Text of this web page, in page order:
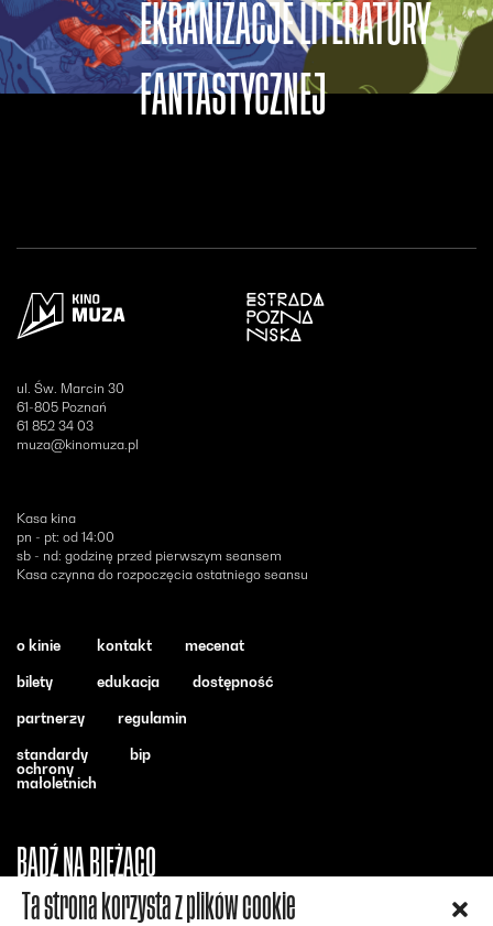
Ta strona korzysta z plików cookie
EKRANIZACJE LITERATURY
FANTASTYCZNEJ
Otwiera się w nowym oknie
ul. Św. Marcin 30
61-805 Poznań
61 852 34 03
muza@kinomuza.pl
Kasa kina
pn - pt: od 14:00
sb - nd: godzinę przed pierwszym seansem
Kasa czynna do rozpoczęcia ostatniego seansu
BĄDŹ NA BIEŻĄCO
o kinie kontakt mecenat
bilety edukacja dostępność
partnerzy regulamin
standardy
ochrony
małoletnich
bip